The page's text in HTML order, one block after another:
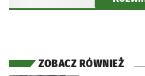
ZOBACZ RÓWNIEŻ